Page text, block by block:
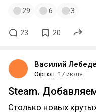
29 6 3
23 20
Василий
Офтоп 17 июля
Steam.
Столько новых